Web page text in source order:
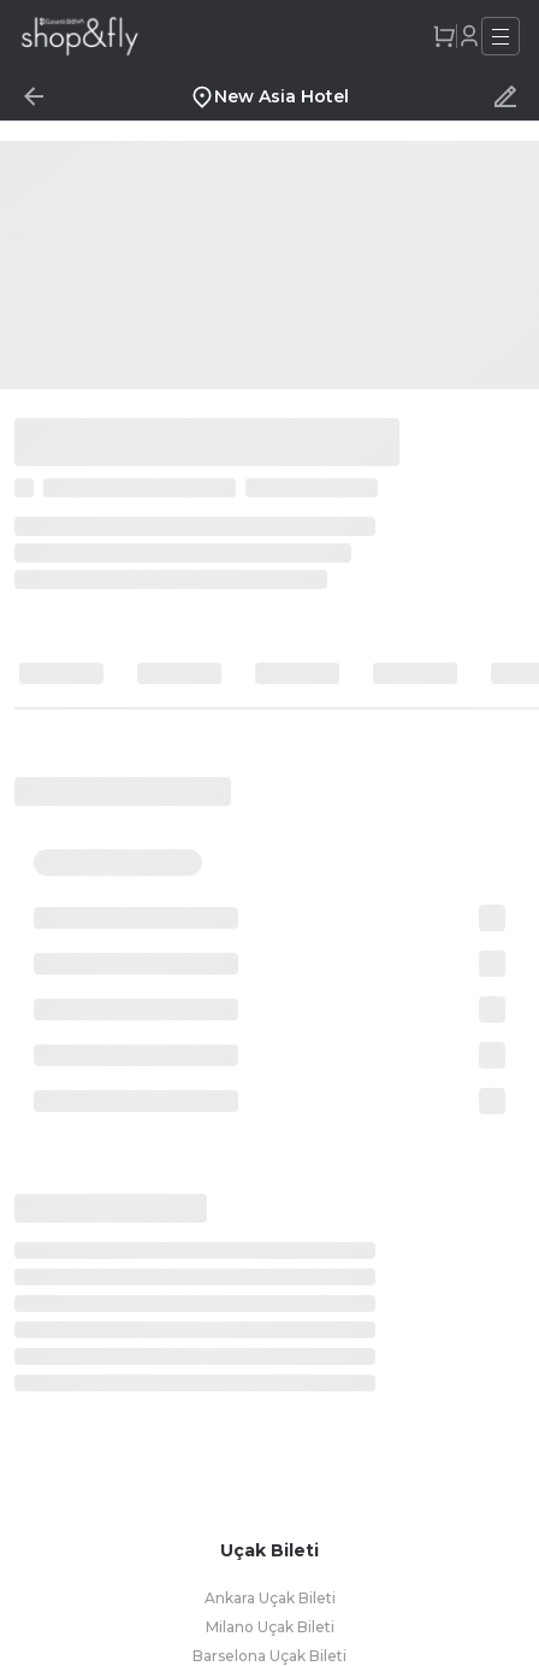
New Asia Hotel
Uçak Bileti
Ankara Uçak Bileti
Milano Uçak Bileti
Barselona Uçak Bileti